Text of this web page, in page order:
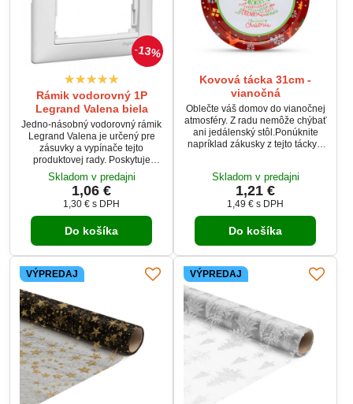
13%
Rámik vodorovný 1P
Legrand Valena biela
Jedno-násobný vodorovný rámik
Legrand Valena je určený pre
zásuvky a vypínače tejto
produktovej rady. Poskytuje
estetické a funkčné zakončenie
elektroinštalačných prístrojov v
interiéri. Vďaka kvalitnému
materiálu a precíznemu
spracovaniu je rámik odolný a
ľahko čistiteľný.
Skladom v predajni
1,06 €
1,30 € s DPH
Do košíka
Kovová tácka 31cm -
vianočná
Oblečte váš domov do vianočnej
atmosféry. Z radu nemôže chýbať
ani jedálenský stôl.Ponúknite
napríklad zákusky z tejto tácky s
Skladom v predajni
1,21 €
1,49 € s DPH
Do košíka
VÝPREDAJ VÝPREDAJ